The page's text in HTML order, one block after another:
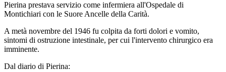
Pierina prestava servizio come infermiera all'Ospedale di
Montichiari con le Suore Ancelle della Carità.
A metà novembre del 1946 fu colpita da forti dolori e vomito,
sintomi di ostruzione intestinale, per cui l'intervento chirurgico era
imminente.
Dal diario di Pierina: